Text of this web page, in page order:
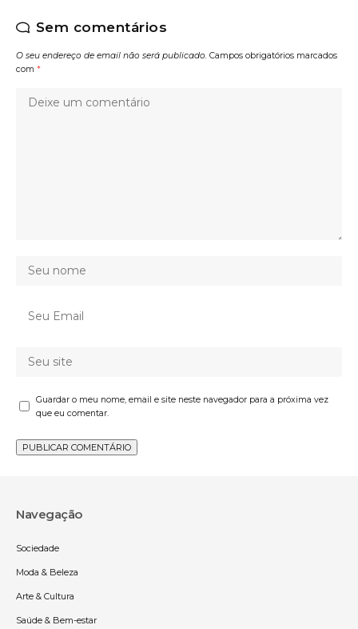
Sem comentários
O seu endereço de email não será publicado. Campos obrigatórios marcados
com *
Guardar o meu nome, email e site neste navegador para a próxima vez
que eu comentar.
Navegação
Sociedade
Moda & Beleza
Arte & Cultura
Saúde & Bem-estar